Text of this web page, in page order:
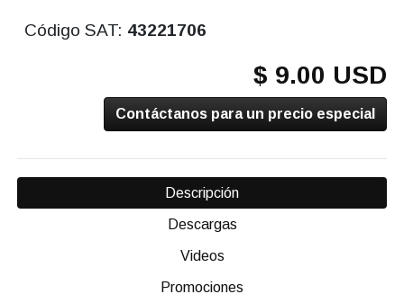
Código SAT: 43221706
$ 9.00 USD
Contáctanos para un precio especial
Descripción
Descargas
Videos
Promociones